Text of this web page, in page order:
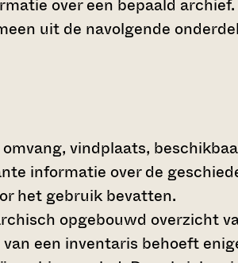
over een bepaald archief.
uit de navolgende
vindplaats,
informatie over de
het gebruik bevatten.
opgebouwd overzicht
een inventaris behoeft